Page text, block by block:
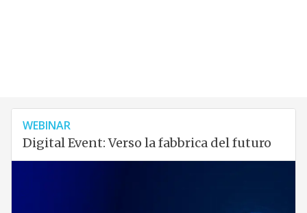
WEBINAR
Digital Event: Verso la fabbrica del futuro